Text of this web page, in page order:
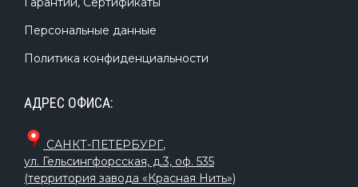
выбором для семейных поездок или компаний
друзей. Кроме того, лодка оснащена мягкими
сидение даже в течение длительных поездок.
2. Отличная маневренность
Под мотором надувная лодка приобретает
удивительную маневренность и скорость. Это
позволяет легко преодолевать расстояния и
Персональные данные
Политика конфиденциальности
АДРЕС ОФИСА:
САНКТ-ПЕТЕРБУРГ,
ул. Гельсингфорсская, д.3, оф. 535
(территория завода «Красная Нить»)